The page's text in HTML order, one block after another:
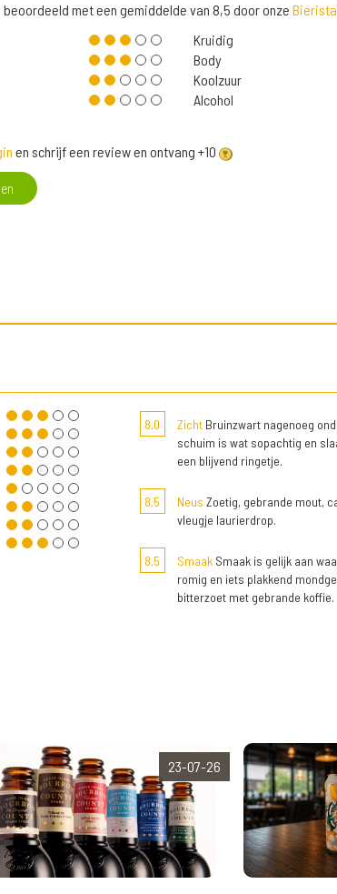
met een gemiddelde van 8,5 door onze
Kruidig
Body
Koolzuur
Alcohol
en schrijf een review en ontvang +10
8,0 ZichtBruinzwart nagenoeg
schuim is wat sopachtig en
een blijvend ringetje.
8,5 Neus Zoetig, gebrande mout,
vleugje laurierdrop.
8,5 SmaakSmaak is gelijk aan
romig en iets plakkend
bitterzoet met gebrande koffie.
23-07-26